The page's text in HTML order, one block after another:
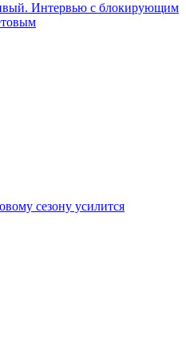
Интервью с блокирующим
сезону усилится